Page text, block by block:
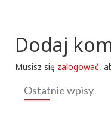
Dodaj
Musisz się zalogować,
Ostatnie wpisy